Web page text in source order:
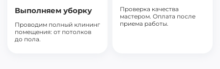
Выполняем уборку
Проводим полный клининг
помещения: от потолков
до пола.
Проверка качества
мастером. Оплата после
приема работы.